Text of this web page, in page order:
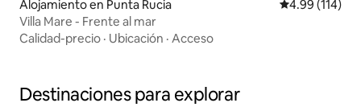
Alojamiento en Punta Rucia Calificación
4.99 (114)
Villa Mare - Frente al mar
Calidad-precio · Ubicación · Acceso
Destinaciones para explorar